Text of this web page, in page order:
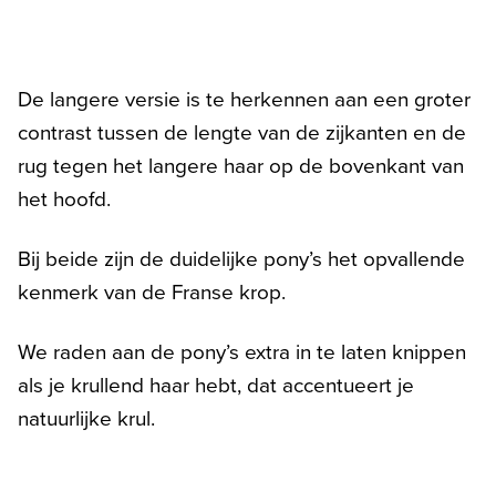
De langere versie is te herkennen aan een groter
contrast tussen de lengte van de zijkanten en de
rug tegen het langere haar op de bovenkant van
het hoofd.
Bij beide zijn de duidelijke pony’s het opvallende
kenmerk van de Franse krop.
We raden aan de pony’s extra in te laten knippen
als je krullend haar hebt, dat accentueert je
natuurlijke krul.